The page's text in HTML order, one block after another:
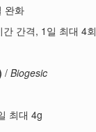
완화
간격, 1일 최대 4회
/ Biogesic
최대 4g